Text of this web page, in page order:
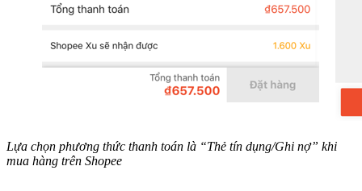
Lựa chọn phương thức thanh toán là “Thẻ tín dụng/Ghi nợ” khi
mua hàng trên Shopee